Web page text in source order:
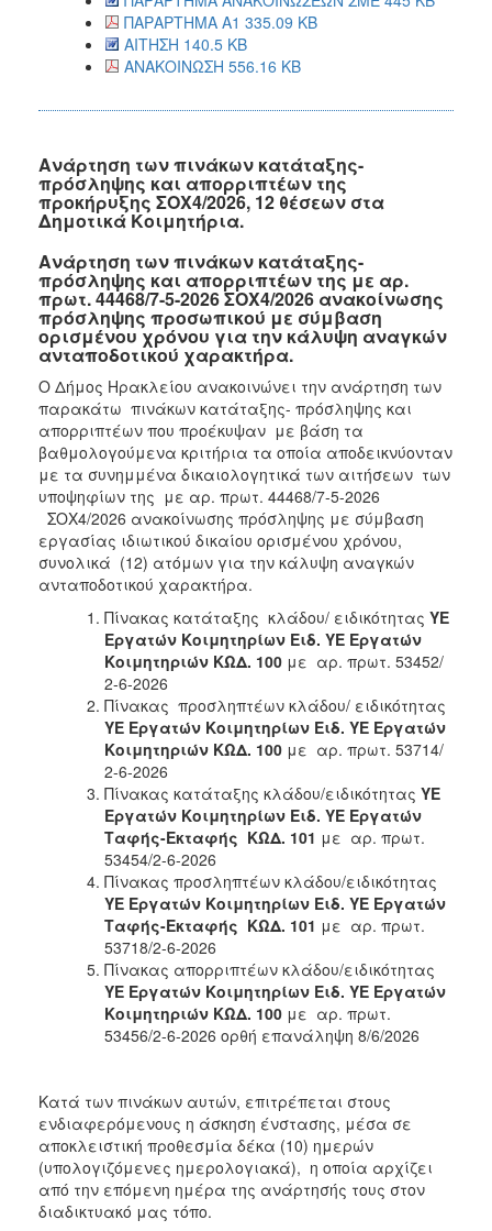
ΠΑΡΑΡΤΗΜΑ Α1 335.09 KB
ΑΙΤΗΣΗ 140.5 KB
ΑΝΑΚΟΙΝΩΣΗ 556.16 KB
Ανάρτηση των πινάκων κατάταξης-
πρόσληψης και απορριπτέων της
προκήρυξης ΣΟΧ4/2026, 12 θέσεων στα
Δημοτικά Κοιμητήρια.
Ανάρτηση των πινάκων κατάταξης-
πρόσληψης και απορριπτέων της με αρ.
πρωτ. 44468/7-5-2026 ΣΟΧ4/2026 ανακοίνωσης
πρόσληψης προσωπικού με σύμβαση
ορισμένου χρόνου για την κάλυψη αναγκών
ανταποδοτικού χαρακτήρα.
Ο Δήμος Ηρακλείου ανακοινώνει την ανάρτηση των
παρακάτω πινάκων κατάταξης- πρόσληψης και
απορριπτέων που προέκυψαν με βάση τα
βαθμολογούμενα κριτήρια τα οποία αποδεικνύονταν
με τα συνημμένα δικαιολογητικά των αιτήσεων των
υποψηφίων της με αρ. πρωτ. 44468/7-5-2026
ΣΟΧ4/2026 ανακοίνωσης πρόσληψης με σύμβαση
εργασίας ιδιωτικού δικαίου ορισμένου χρόνου,
συνολικά (12) ατόμων για την κάλυψη αναγκών
ανταποδοτικού χαρακτήρα.
Πίνακας κατάταξης κλάδου/ ειδικότητας ΥΕ
Εργατών Κοιμητηρίων Ειδ. ΥΕ Εργατών
Κοιμητηριών ΚΩΔ. 100 με αρ. πρωτ. 53452/
2-6-2026
Πίνακας προσληπτέων κλάδου/ ειδικότητας
ΥΕ Εργατών Κοιμητηρίων Ειδ. ΥΕ Εργατών
Κοιμητηριών ΚΩΔ. 100 με αρ. πρωτ. 53714/
2-6-2026
Πίνακας κατάταξης κλάδου/ειδικότητας ΥΕ
Εργατών Κοιμητηρίων Ειδ. ΥΕ Εργατών
Ταφής-Εκταφής ΚΩΔ. 101 με αρ. πρωτ.
53454/2-6-2026
Πίνακας προσληπτέων κλάδου/ειδικότητας
ΥΕ Εργατών Κοιμητηρίων Ειδ. ΥΕ Εργατών
Ταφής-Εκταφής ΚΩΔ. 101 με αρ. πρωτ.
53718/2-6-2026
Πίνακας απορριπτέων κλάδου/ειδικότητας
ΥΕ Εργατών Κοιμητηρίων Ειδ. ΥΕ Εργατών
Κοιμητηριών ΚΩΔ. 100 με αρ. πρωτ.
53456/2-6-2026 ορθή επανάληψη 8/6/2026
Κατά των πινάκων αυτών, επιτρέπεται στους
ενδιαφερόμενους η άσκηση ένστασης, μέσα σε
αποκλειστική προθεσμία δέκα (10) ημερών
(υπολογιζόμενες ημερολογιακά), η οποία αρχίζει
από την επόμενη ημέρα της ανάρτησής τους στον
διαδικτυακό μας τόπο.